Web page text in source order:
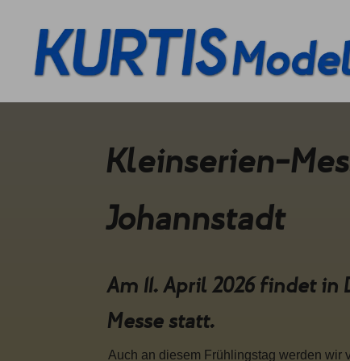
Kleinserien-
Johannstadt
Am 11. April 2026 findet
Messe statt.
Auch an diesem Frühlingstag werden wir